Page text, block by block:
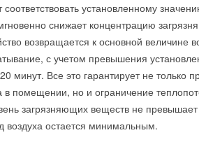
соответствовать установленному
снижает концентрацию
возвращается к основной величине
с учетом превышения
минут. Все это гарантирует не только
в помещении, но и ограничение
загрязняющих веществ не
воздуха остается минимальным.
*